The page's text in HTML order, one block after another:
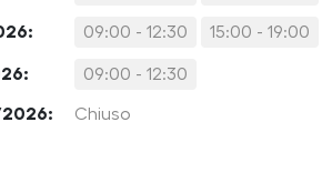
09:00 - 12:30 15:00 - 19:00
09:00 - 12:30
Chiuso